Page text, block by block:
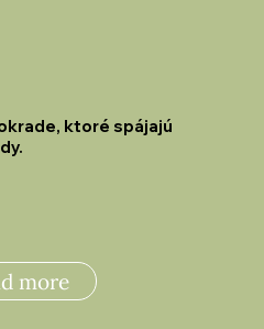
ktoré spájajú
more